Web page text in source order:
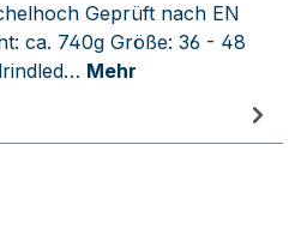
Geprüft nach EN
ca. 740g Größe: 36 - 48
Mehr